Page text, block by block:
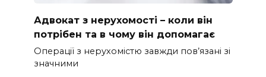
Адвокат з нерухомості – коли він
потрібен та в чому він допомагає
Операції з нерухомістю завжди пов’язані зі
значними